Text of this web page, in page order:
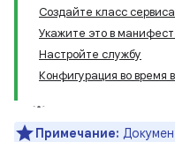
Создайте класс
Укажите это в
Настройте службу
Конфигурация во время
Примечание: